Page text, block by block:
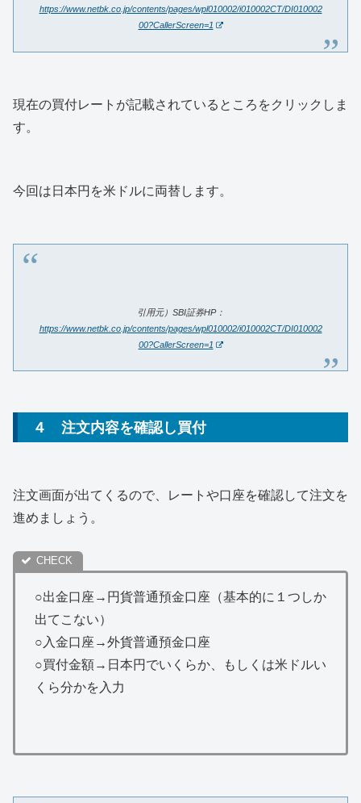
https://www.netbk.co.jp/contents/pages/wpl010002/i010002CT/DI010002
00?CallerScreen=1
現在の買付レートが記載されているところをクリックしま
す。
今回は日本円を米ドルに両替します。
引用元）SBI証券HP：
https://www.netbk.co.jp/contents/pages/wpl010002/i010002CT/DI010002
00?CallerScreen=1
４ 注文内容を確認し買付
注文画面が出てくるので、レートや口座を確認して注文を
進めましょう。
○出金口座→円貨普通預金口座（基本的に１つしか
出てこない）
○入金口座→外貨普通預金口座
○買付金額→日本円でいくらか、もしくは米ドルい
くら分かを入力